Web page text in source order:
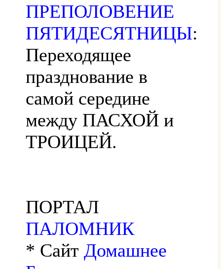
ПРЕПОЛОВЕНИЕ
ПЯТИДЕСЯТНИЦЫ:
Переходящее
празднование в
самой середине
между ПАСХОЙ и
ТРОИЦЕЙ.
ПОРТАЛ
ПАЛОМНИК
* Сайт Домашнее